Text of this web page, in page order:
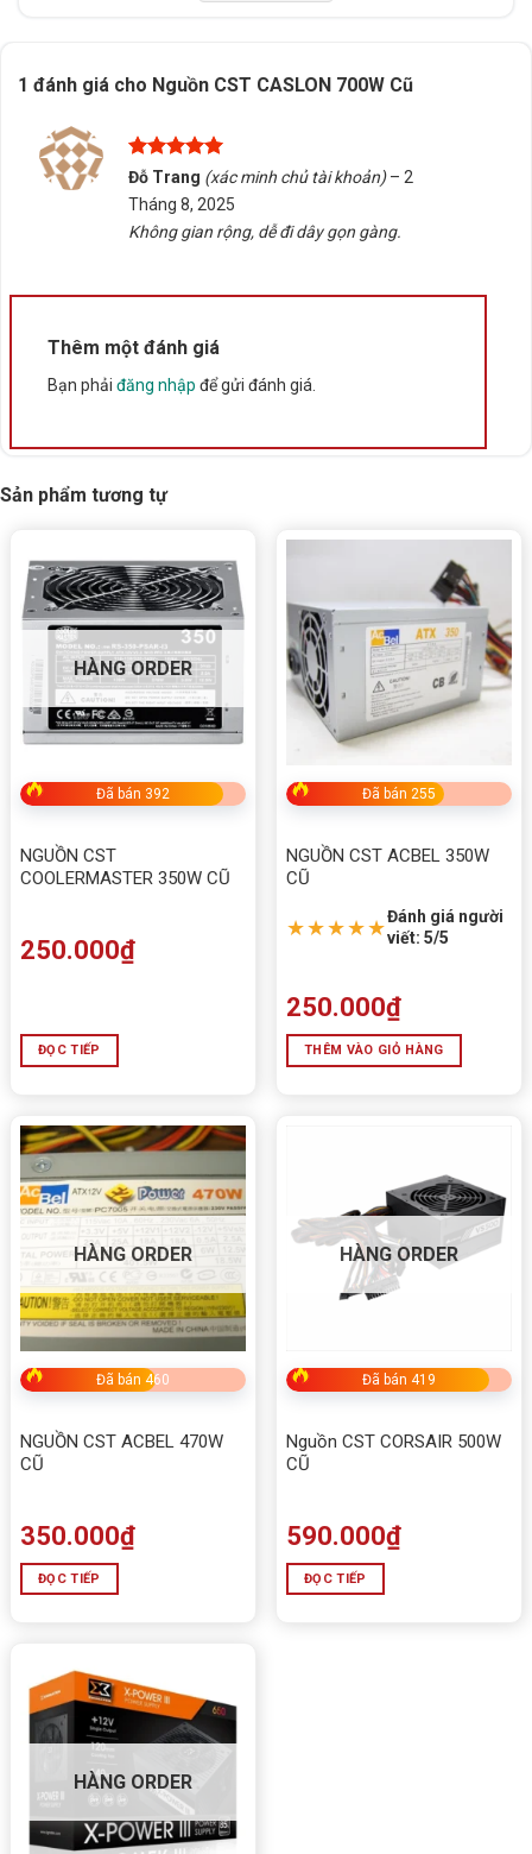
phẩm, kiểm tra tương thích và giao hàng/tư vấn tại
Buôn Ma Thuột, Đắk Lắk. Hãy liên hệ để được hỗ trợ
tận tình!
Rate this product
Thông số kỹ thuật
1 đánh giá cho Nguồn CST CASLON 700W Cũ
Được xếp
5
sao
Đỗ Trang (xác minh chủ tài khoản) – 2
Tháng 8, 2025
Không gian rộng, dễ đi dây gọn gàng.
Thêm một đánh giá
Bạn phải đăng nhập để gửi đánh giá.
Sản phẩm tương tự
HÀNG ORDER
Đã bán 392
NGUỒN CST
COOLERMASTER 350W CŨ
250.000₫
ĐỌC TIẾP
Đã bán 255
NGUỒN CST ACBEL 350W
CŨ
★★★★★Đánh giá người
viết: 5/5
250.000₫
THÊM VÀO GIỎ HÀNG
HÀNG ORDER
Đã bán 460
NGUỒN CST ACBEL 470W
CŨ
350.000₫
ĐỌC TIẾP
HÀNG ORDER
Đã bán 419
Nguồn CST CORSAIR 500W
CŨ
590.000₫
ĐỌC TIẾP
HÀNG ORDER